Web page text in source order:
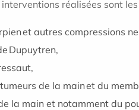
réalisées sont
et autres compressions
Dupuytren,
de la main et du
la main et notamment du